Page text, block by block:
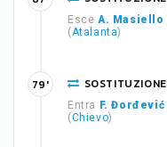
Esce A. Masiello
(Atalanta)
SOSTITUZIONE
Entra F. Đorđević
(Chievo)
79'